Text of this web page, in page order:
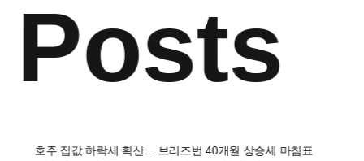
Posts
호주 집값 하락세 확산… 브리즈번 40개월 상승세 마침표